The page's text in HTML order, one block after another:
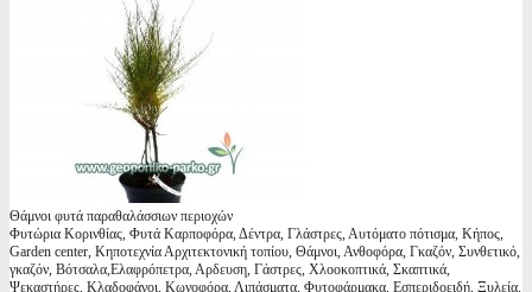
Θάμνοι φυτά παραθαλάσσιων περιοχών
Φυτώρια Κορινθίας, Φυτά Καρποφόρα, Δέντρα, Γλάστρες, Αυτόματο πότισμα, Κήπος,
Garden center, Κηποτεχνία Αρχιτεκτονική τοπίου, Θάμνοι, Ανθοφόρα, Γκαζόν, Συνθετικό,
γκαζόν, Βότσαλα,Ελαφρόπετρα, Αρδευση, Γάστρες, Χλοοκοπτικά, Σκαπτικά,
Ψεκαστήρες, Κλαδοφάγοι, Κωνοφόρα, Λιπάσματα, Φυτοφάρμακα, Εσπεριδοειδή, Ξυλεία,